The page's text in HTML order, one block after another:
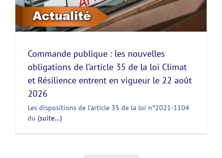
Commande publique : les nouvelles
obligations de l’article 35 de la loi Climat
et Résilience entrent en vigueur le 22 août
2026
Les dispositions de l’article 35 de la loi n°2021-1104
du (suite…)